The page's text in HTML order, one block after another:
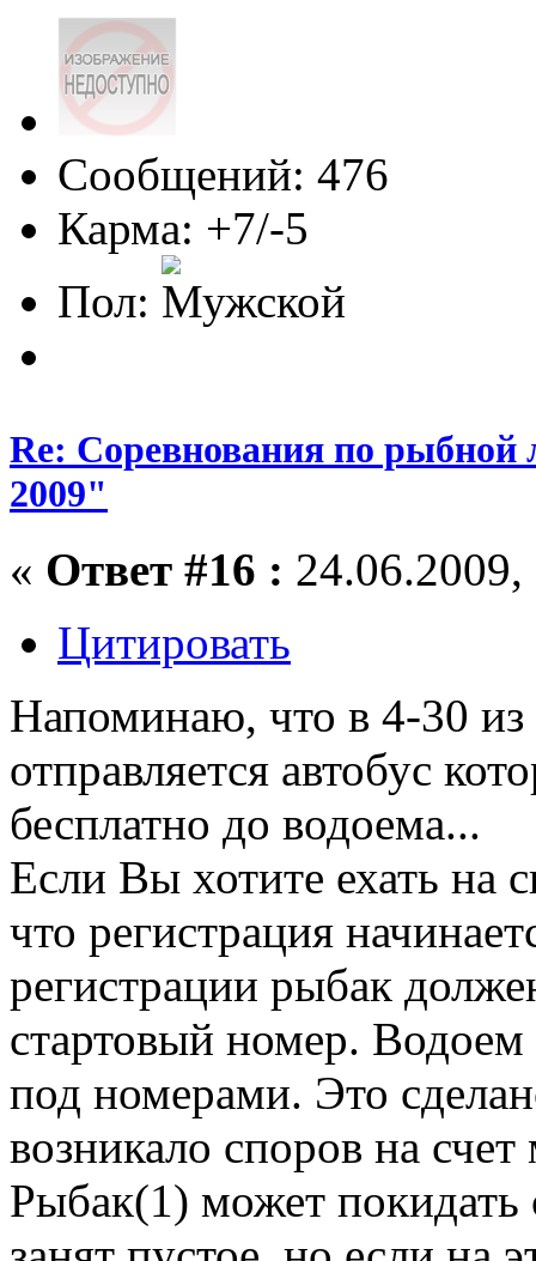
Сообщений: 476
Карма: +7/-5
Пол:
Re: Соревнования по рыбной
2009"
« Ответ #16 :
Цитировать
Напоминаю, что в 4-30
отправляется автобус
бесплатно до водоема...
Если Вы хотите ехать на
что регистрация
регистрации рыбак
стартовый номер. Водоем
под номерами. Это
возникало споров на
Рыбак(1) может покидать